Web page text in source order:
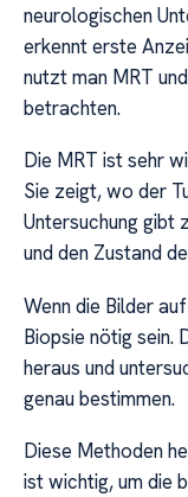
neurologischen
erkennt erste
nutzt man MRT
betrachten.
Die MRT ist sehr
Sie zeigt, wo der
Untersuchung gibt
und den Zustand
Wenn die Bilder
Biopsie nötig sein.
heraus und
genau bestimmen.
Diese Methoden
ist wichtig, um die